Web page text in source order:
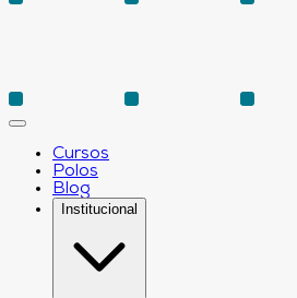
Cursos
Polos
Blog
Institucional